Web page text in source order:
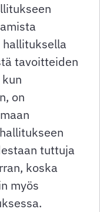
tavoitteiden
on
tuttuja
koska
myös